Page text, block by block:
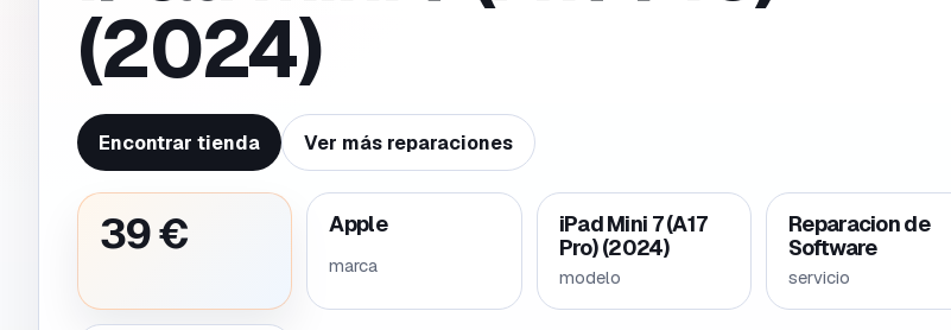
(2024)
Encontrar tienda Ver más reparaciones
39 € Apple
marca
iPad Mini 7 (A17
Pro) (2024)
modelo
Reparacion de
Software
servicio